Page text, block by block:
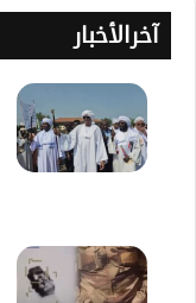
آخرالأخبار